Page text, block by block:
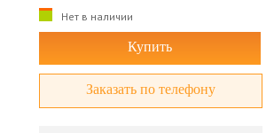
Нет в наличии
Купить
Заказать по телефону